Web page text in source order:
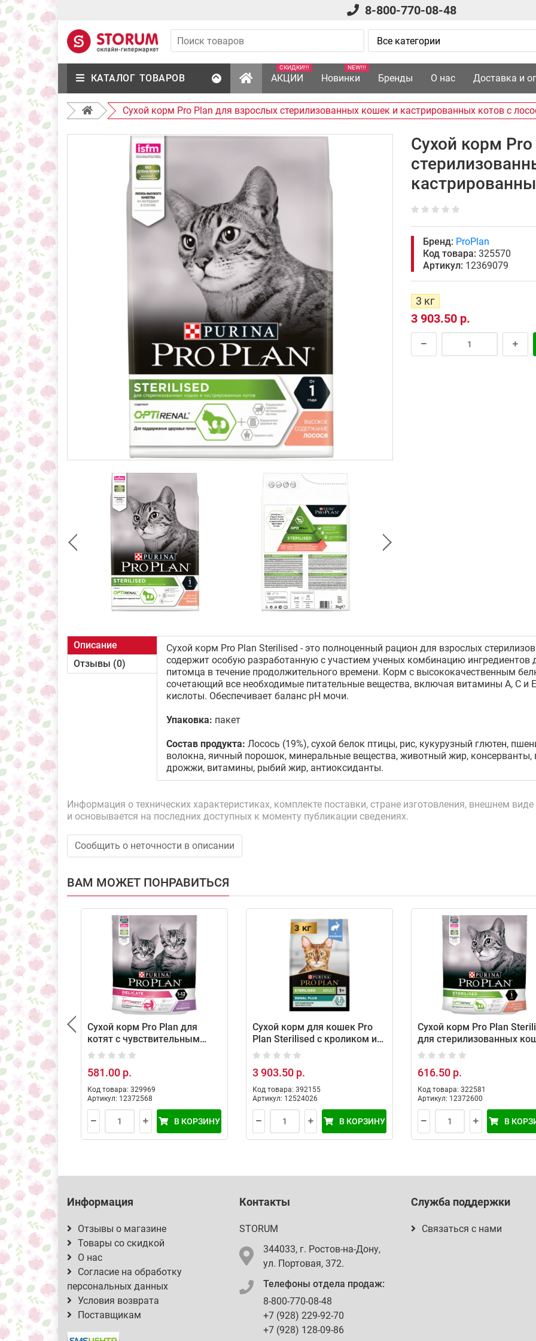
8-800-770-08-48
КАТАЛОГ ТОВАРОВ АКЦИИ
СКИДКИ!!!
Новинки
NEW!!!
Бренды О нас Доставка и
Сухой корм Pro Plan для взрослых стерилизованных кошек и кастрированных котов с
Сухой корм
Бренд: ProPlan
Код товара: 325570
Артикул: 12369079
3 кг
3 903.50 р.
Описание
Отзывы (0)
Сухой корм Pro Plan Sterilised - это полноценный рацион для взрослых
содержит особую разработанную с участием ученых комбинацию
питомца в течение продолжительного времени. Корм с высококачественным
сочетающий все необходимые питательные вещества, включая витамины А, С и
кислоты. Обеспечивает баланс pH мочи.
Упаковка: пакет
Состав продукта: Лосось (19%), сухой белок птицы, рис, кукурузный глютен,
волокна, яичный порошок, минеральные вещества, животный жир,
дрожжи, витамины, рыбий жир, антиоксиданты.
Информация о технических характеристиках, комплекте поставки, стране изготовления, внешнем
и основывается на последних доступных к моменту публикации сведениях.
Сообщить о неточности в описании
ВАМ МОЖЕТ ПОНРАВИТЬСЯ
Сухой корм Pro Plan для
котят с чувствительным
пищеварением с индейкой,
581.00 р.
Код товара: 329969
Артикул: 12372568
В КОРЗИНУ
Сухой корм для кошек Pro
Plan Sterilised с кроликом и
курицей, 3 кг
3 903.50 р.
Код товара: 392155
Артикул: 12524026
В КОРЗИНУ
Сухой корм Pro Plan
для стерилизованных
с лососем, 400 г
616.50 р.
Код товара: 322581
Артикул: 12372600
В
Информация
Отзывы о магазине
Товары со скидкой
О нас
Согласие на обработку
персональных данных
Условия возврата
Поставщикам
Контакты
STORUM
344033, г. Ростов-на-Дону,
ул. Портовая, 372.
Телефоны отдела продаж:
8-800-770-08-48
+7 (928) 229-92-70
+7 (928) 128-09-86
Служба поддержки
Связаться с нами